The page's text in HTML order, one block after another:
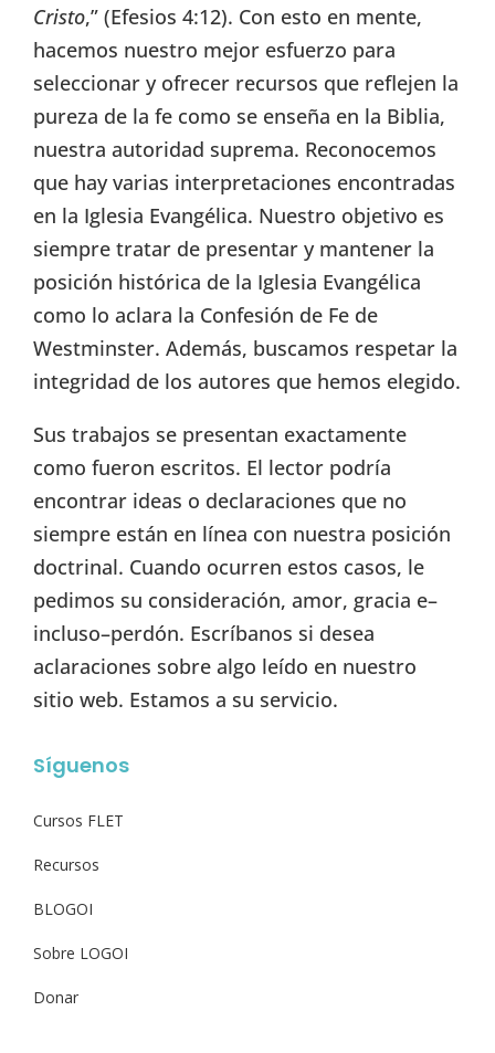
Cristo,” (Efesios 4:12). Con esto en mente,
hacemos nuestro mejor esfuerzo para
seleccionar y ofrecer recursos que reflejen la
pureza de la fe como se enseña en la Biblia,
nuestra autoridad suprema. Reconocemos
que hay varias interpretaciones encontradas
en la Iglesia Evangélica. Nuestro objetivo es
siempre tratar de presentar y mantener la
posición histórica de la Iglesia Evangélica
como lo aclara la Confesión de Fe de
Westminster. Además, buscamos respetar la
integridad de los autores que hemos elegido.
Sus trabajos se presentan exactamente
como fueron escritos. El lector podría
encontrar ideas o declaraciones que no
siempre están en línea con nuestra posición
doctrinal. Cuando ocurren estos casos, le
pedimos su consideración, amor, gracia e–
incluso–perdón. Escríbanos si desea
aclaraciones sobre algo leído en nuestro
sitio web. Estamos a su servicio.
Síguenos
Cursos FLET
Recursos
BLOGOI
Sobre LOGOI
Donar